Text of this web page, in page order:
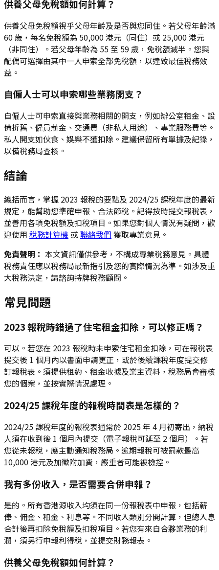
供養父母免稅額如何計算？
供養父母免稅額視乎父母年齡及是否與您同住。若父母年齡滿
60 歲，每名免稅額為 50,000 港元（同住）或 25,000 港元
（非同住）。若父母年齡為 55 至 59 歲，免稅額減半。您與
配偶可選擇由其中一人申索全部免稅額，以達致最佳稅務效
益。
自僱人士可以申索哪些業務開支？
自僱人士可申索直接與業務相關的開支，例如辦公室租金、設
備折舊、僱員薪金、交通費（非私人用途）、專業服務費等。
私人開支如伙食、娛樂不獲扣除。建議保留所有單據及記錄，
以備稅務局查核。
結論
總括而言，掌握 2023 報稅的要點及 2024/25 課稅年度的最新
規定，能幫助您準確申報、合法節稅。記得按時提交報稅表，
並善用各項免稅額及扣稅項目。如果您對個人情況有疑問，歡
迎使用 稅務計算機 或聯絡我們 獲取專業意見。
免責聲明： 本文資訊僅供參考，不構成專業稅務意見。具體
稅務責任應以稅務局最新指引及您的實際情況為準。如涉及重
大稅務決定，請諮詢持牌稅務顧問。
常見問題
2023 報稅時錯過了住宅租金扣除，可以修正嗎？
可以。若您在 2023 報稅時未申索住宅租金扣除，可在報稅表
提交後 1 個月內以書面申請更正，或於後續課稅年度提交修
訂報稅表。須提供租約、租金收據及業主資料，稅務局會審核
您的個案，並按實際情況處理。
2024/25 課稅年度的報稅時間表是怎樣的？
2024/25 課稅年度的報稅表通常於 2025 年 4 月初寄出，納稅
人須在收到後 1 個月內提交（電子報稅可延至 2 個月）。若
您從未報稅，應主動通知稅務局。逾期報稅可被罰款最高
10,000 港元及加徵附加費，嚴重者可能被檢控。
我有多份收入，是否需要合併申報？
是的。所有香港源收入均須在同一份報稅表中申報，包括薪
俸、佣金、租金、利息等。不同收入類別分開計算，但總入息
合計後再扣除免稅額及扣稅項目。若您有來自合夥業務的利
潤，須另行申報利得稅，並提交財務報表。
供養父母免稅額如何計算？